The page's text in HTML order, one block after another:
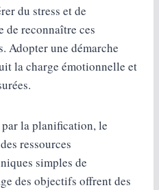
du stress et de
de reconnaître ces
Adopter une démarche
la charge émotionnelle et
par la planification, le
ressources
simples de
des objectifs offrent des